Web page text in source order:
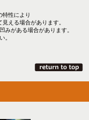
特性により
える場合があります。
みがある場合があります。
。